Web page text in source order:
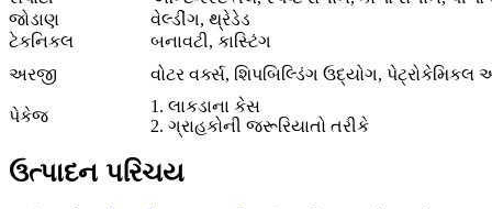
જોડાણ
વેલ્ડીંગ, થ્રેડેડ
ટેકનિકલ
બનાવટી, કાસ્ટિંગ
અરજી
વોટર વર્ક્સ, શિપબિલ્ડિંગ ઉદ્યોગ,
પેકેજ
1. લાકડાના કેસ
2. ગ્રાહકોની જરૂરિયાતો તરીકે
ઉત્પાદન પરિચય